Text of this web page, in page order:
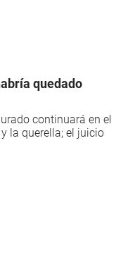
quedado
continuará en el
la querella; el juicio